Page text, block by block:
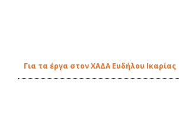
Για τα έργα στον ΧΑΔΑ Ευδήλου Ικαρίας